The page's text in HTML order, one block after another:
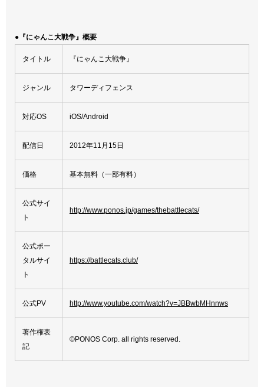
●『にゃんこ大戦争』概要
タイトル 『にゃんこ大戦争』
ジャンル タワーディフェンス
対応OS iOS/Android
配信日 2012年11月15日
価格 基本無料（一部有料）
公式サイ
ト
http://www.ponos.jp/games/thebattlecats/
公式ポー
タルサイ
ト
https://battlecats.club/
公式PV http://www.youtube.com/watch?v=JBBwbMHnnws
著作権表
記
©PONOS Corp. all rights reserved.